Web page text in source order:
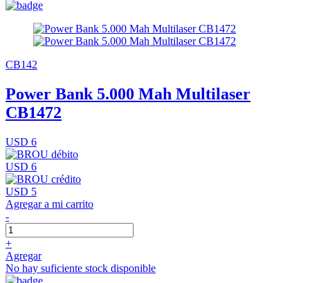
CB142
Power Bank 5.000 Mah Multilaser
CB1472
USD 6
USD 6
USD 5
Agregar a mi carrito
-
+
Agregar
No hay suficiente stock disponible